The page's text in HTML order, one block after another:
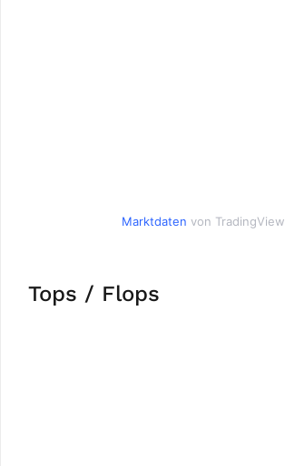
Marktdaten von TradingView
Tops / Flops